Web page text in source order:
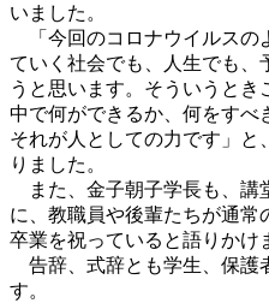
いました。
「今回のコロナウイルスの
ていく社会でも、人生でも、
うと思います。そういうと
中で何ができるか、何をすべ
それが人としての力です」と
りました。
また、金子朝子学長も、講
に、教職員や後輩たちが通
卒業を祝っていると語りかけ
告辞、式辞とも学生、保護
す。